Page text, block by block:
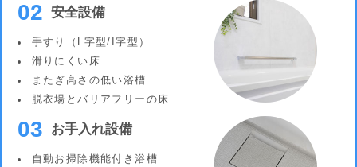
02 安全設備
手すり（L字型/I字型）
滑りにくい床
またぎ高さの低い浴槽
脱衣場とバリアフリーの床
03 お手入れ設備
自動お掃除機能付き浴槽